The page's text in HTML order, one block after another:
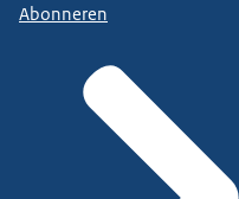
Abonneren